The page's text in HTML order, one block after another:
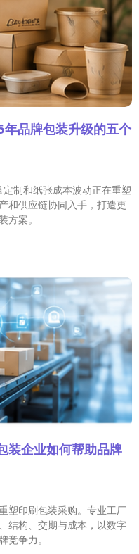
品牌包装升级的五个
制和纸张成本波动正在重塑
和供应链协同入手，打造更
方案。
装企业如何帮助品牌
塑印刷包装采购。专业工厂
结构、交期与成本，以数字
竞争力。